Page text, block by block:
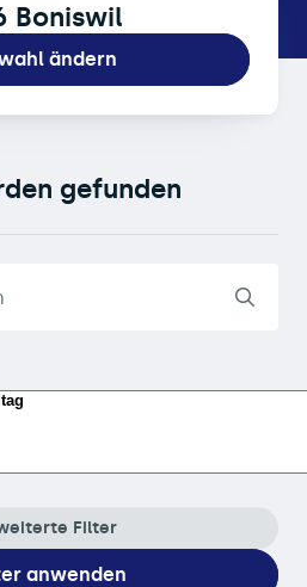
Boniswil
ändern
gefunden
Filter
anwenden